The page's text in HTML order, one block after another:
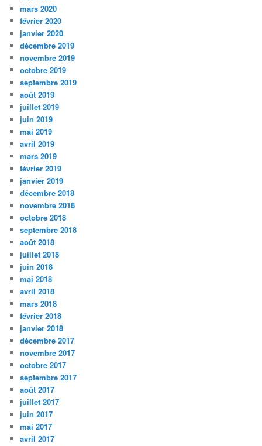
mars 2020
février 2020
janvier 2020
décembre 2019
novembre 2019
octobre 2019
septembre 2019
août 2019
juillet 2019
juin 2019
mai 2019
avril 2019
mars 2019
février 2019
janvier 2019
décembre 2018
novembre 2018
octobre 2018
septembre 2018
août 2018
juillet 2018
juin 2018
mai 2018
avril 2018
mars 2018
février 2018
janvier 2018
décembre 2017
novembre 2017
octobre 2017
septembre 2017
août 2017
juillet 2017
juin 2017
mai 2017
avril 2017